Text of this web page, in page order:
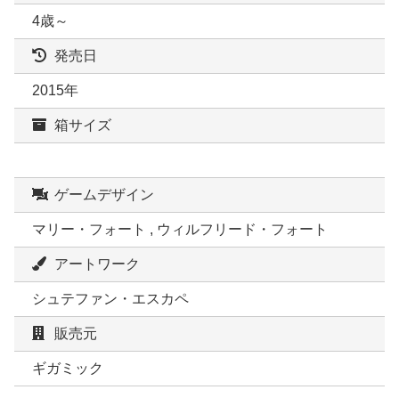
4歳～
発売日
2015年
箱サイズ
ゲームデザイン
マリー・フォート , ウィルフリード・フォート
アートワーク
シュテファン・エスカペ
販売元
ギガミック